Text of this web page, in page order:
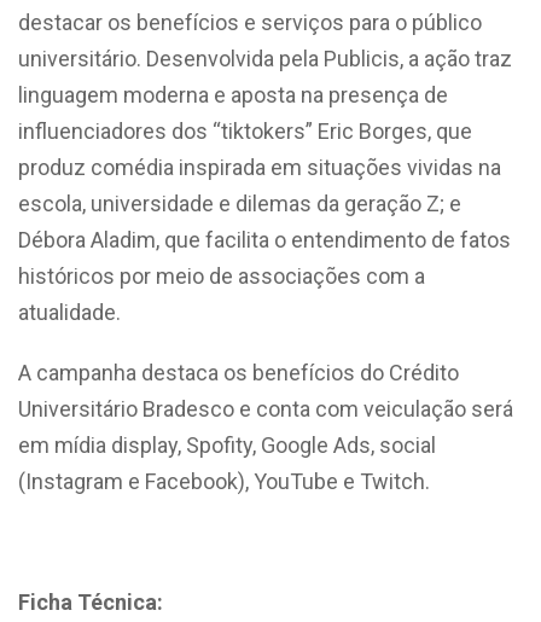
destacar os benefícios e serviços para o público
universitário. Desenvolvida pela Publicis, a ação traz
linguagem moderna e aposta na presença de
influenciadores dos “tiktokers” Eric Borges, que
produz comédia inspirada em situações vividas na
escola, universidade e dilemas da geração Z; e
Débora Aladim, que facilita o entendimento de fatos
históricos por meio de associações com a
atualidade.
A campanha destaca os benefícios do Crédito
Universitário Bradesco e conta com veiculação será
em mídia display, Spofity, Google Ads, social
(Instagram e Facebook), YouTube e Twitch.
Ficha Técnica: